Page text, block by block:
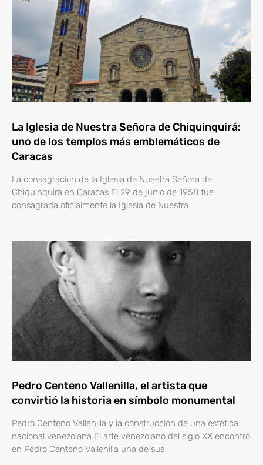
La Iglesia de Nuestra Señora de Chiquinquirá:
uno de los templos más emblemáticos de
Caracas
La consagración de la Iglesia de Nuestra Señora de
Chiquinquirá en Caracas El 29 de junio de 1958 fue
consagrada oficialmente la Iglesia de Nuestra
Pedro Centeno Vallenilla, el artista que
convirtió la historia en símbolo monumental
Pedro Centeno Vallenilla y la construcción de una estética
nacional venezolana El arte venezolano del siglo XX encontró
en Pedro Centeno Vallenilla una de sus